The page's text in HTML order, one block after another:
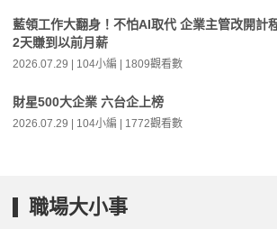
藍領工作大翻身！不怕AI取代 企業主管改開計
2天賺到以前月薪
2026.07.29 | 104小編 | 1809觀看數
財星500大企業 六台企上榜
2026.07.29 | 104小編 | 1772觀看數
職場大小事